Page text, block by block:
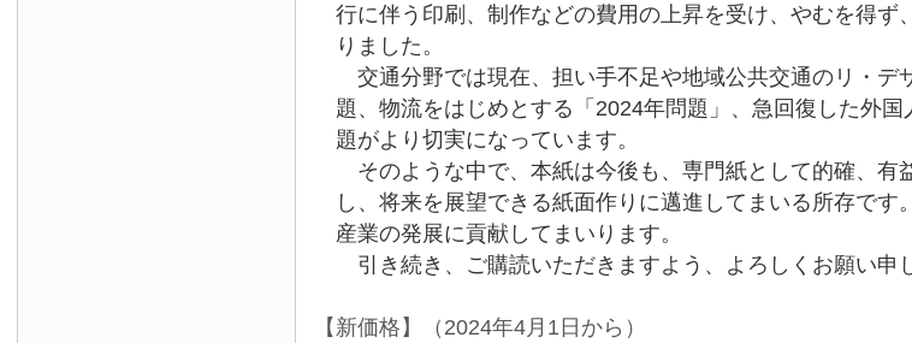
行に伴う印刷、制作などの費用の上昇を受け、やむを得ず
りました。
交通分野では現在、担い手不足や地域公共交通のリ・デ
題、物流をはじめとする「2024年問題」、急回復した外
題がより切実になっています。
そのような中で、本紙は今後も、専門紙として的確、有
し、将来を展望できる紙面作りに邁進してまいる所存です
産業の発展に貢献してまいります。
引き続き、ご購読いただきますよう、よろしくお願い申
【新価格】（2024年4月1日から）